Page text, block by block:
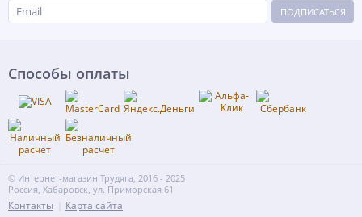
ПОДПИСАТЬСЯ
Способы оплаты
© Интернет-магазин Трудяга, 2016 - 2025
Россия, Хабаровск, ул. Приморская 61
Контакты Карта сайта